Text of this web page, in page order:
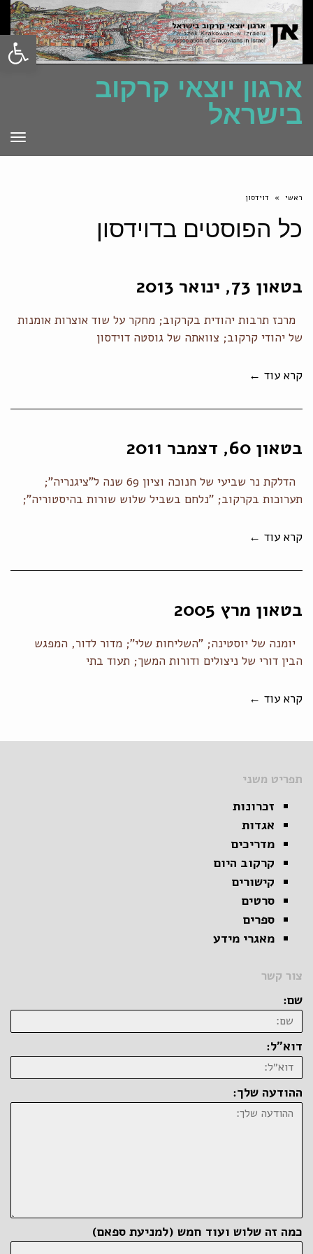
פתח
ארגון יוצאי קרקוב
בישראל
ראשי » דוידסון
כל הפוסטים בדוידסון
בטאון 73, ינואר 2013
מרכז תרבות יהודית בקרקוב; מחקר על שוד אוצרות אומנות
של יהודי קרקוב; צוואתה של גוסטה דוידסון
קרא עוד ←
בטאון 60, דצמבר 2011
הדלקת נר שביעי של חנוכה וציון 69 שנה ל"ציגנריה";
תערוכות בקרקוב; "נלחם בשביל שלוש שורות בהיסטוריה";
קרא עוד ←
בטאון מרץ 2005
יומנה של יוסטינה; "השליחות שלי"; מדור לדור, המפגש
הבין דורי של ניצולים ודורות המשך; תעוד בתי
קרא עוד ←
תפריט משני
זכרונות
אגדות
מדריכים
קרקוב היום
קישורים
סרטים
ספרים
מאגרי מידע
צור קשר
שם:
דוא״ל:
ההודעה שלך:
כמה זה שלוש ועוד חמש (למניעת ספאם)